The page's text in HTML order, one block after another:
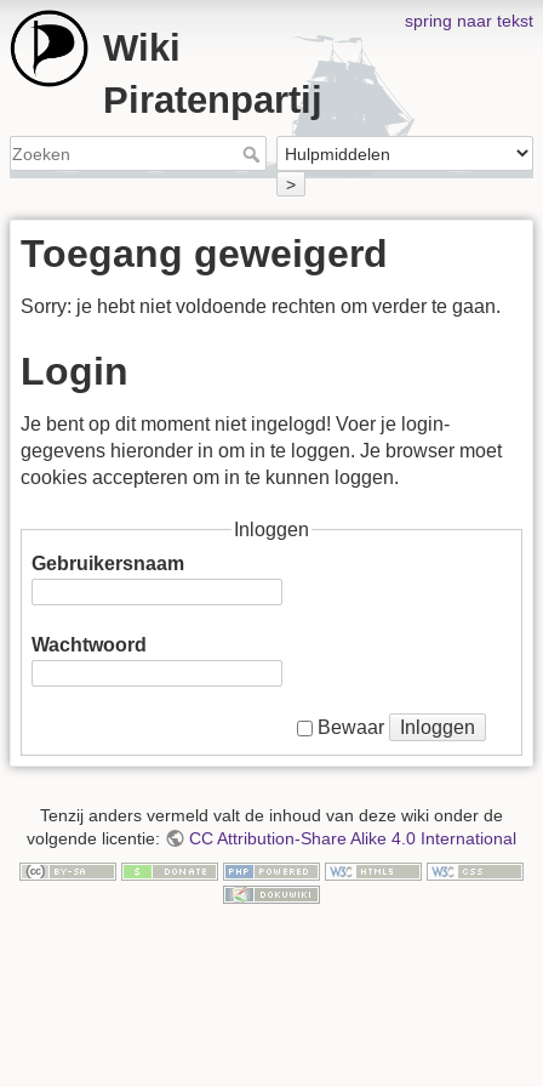
spring naar tekst
Wiki
Piratenpartij
>
Toegang geweigerd
Sorry: je hebt niet voldoende rechten om verder te gaan.
Login
Je bent op dit moment niet ingelogd! Voer je login-
gegevens hieronder in om in te loggen. Je browser moet
cookies accepteren om in te kunnen loggen.
Inloggen
Gebruikersnaam
Wachtwoord
Bewaar Inloggen
Tenzij anders vermeld valt de inhoud van deze wiki onder de
volgende licentie:
CC Attribution-Share Alike 4.0 International